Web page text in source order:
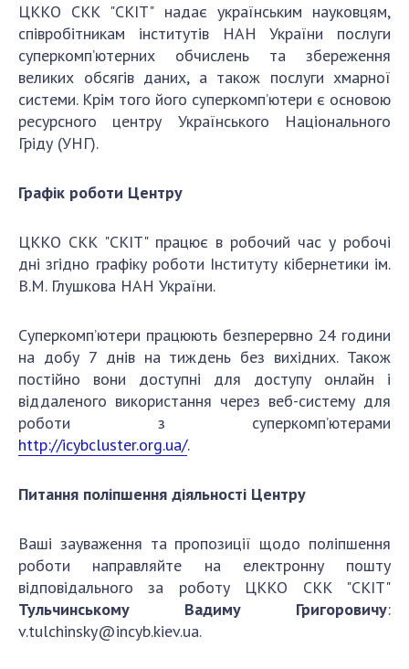
ЦККО СКК "СКІТ" надає українським науковцям,
співробітникам інститутів НАН України послуги
суперкомп’ютерних обчислень та збереження
великих обсягів даних, а також послуги хмарної
системи. Крім того його суперкомп’ютери є основою
ресурсного центру Українського Національного
Гріду (УНГ).
Графік роботи Центру
ЦККО СКК "СКІТ" працює в робочий час у робочі
дні згідно графіку роботи Інституту кібернетики ім.
В.М. Глушкова НАН України.
Суперкомп’ютери працюють безперервно 24 години
на добу 7 днів на тиждень без вихідних. Також
постійно вони доступні для доступу онлайн і
віддаленого використання через веб-систему для
роботи з суперкомп’ютерами
http://icybcluster.org.ua/.
Питання поліпшення діяльності Центру
Ваші зауваження та пропозиції щодо поліпшення
роботи направляйте на електронну пошту
відповідального за роботу ЦККО СКК "СКІТ"
Тульчинському Вадиму Григоровичу:
v.tulchinsky@incyb.kiev.ua.